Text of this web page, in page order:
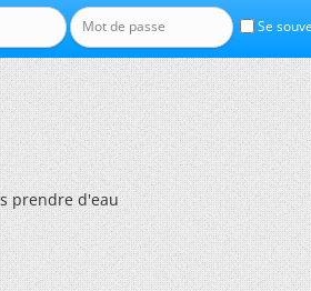
Se
prendre d'eau